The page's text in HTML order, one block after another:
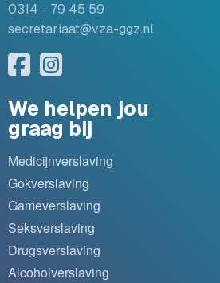
0314 - 79 45 59
secretariaat@vza-ggz.nl
We helpen jou
graag bij
Medicijnverslaving
Gokverslaving
Gameverslaving
Seksverslaving
Drugsverslaving
Alcoholverslaving